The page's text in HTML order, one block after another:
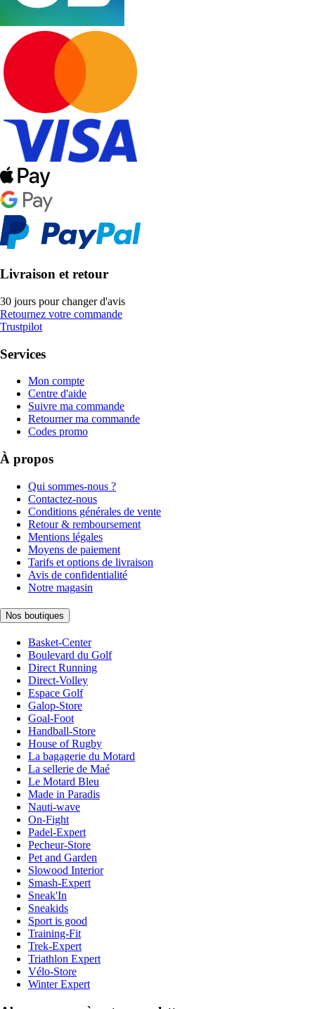
Livraison et retour
30 jours pour changer d'avis
Retournez votre commande
Trustpilot
Services
Mon compte
Centre d'aide
Suivre ma commande
Retourner ma commande
Codes promo
À propos
Qui sommes-nous ?
Contactez-nous
Conditions générales de vente
Retour & remboursement
Mentions légales
Moyens de paiement
Tarifs et options de livraison
Avis de confidentialité
Notre magasin
Nos boutiques
Basket-Center
Boulevard du Golf
Direct Running
Direct-Volley
Espace Golf
Galop-Store
Goal-Foot
Handball-Store
House of Rugby
La bagagerie du Motard
La sellerie de Maé
Le Motard Bleu
Made in Paradis
Nauti-wave
On-Fight
Padel-Expert
Pecheur-Store
Pet and Garden
Slowood Interior
Smash-Expert
Sneak'In
Sneakids
Sport is good
Training-Fit
Trek-Expert
Triathlon Expert
Vélo-Store
Winter Expert